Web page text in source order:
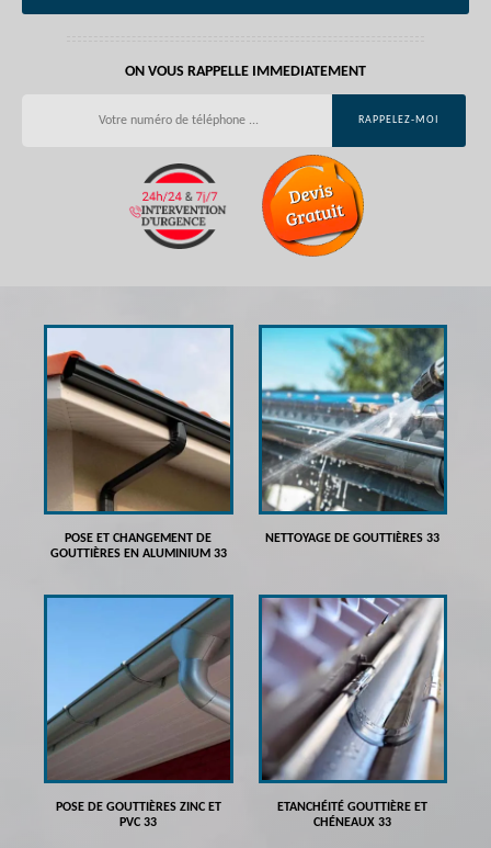
ON VOUS RAPPELLE IMMEDIATEMENT
POSE ET CHANGEMENT DE
GOUTTIÈRES EN ALUMINIUM 33
NETTOYAGE DE GOUTTIÈRES 33
POSE DE GOUTTIÈRES ZINC ET
PVC 33
ETANCHÉITÉ GOUTTIÈRE ET
CHÉNEAUX 33